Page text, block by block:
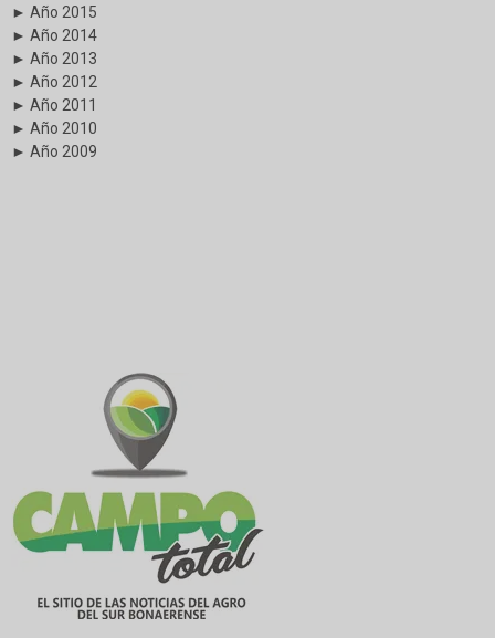
► Año 2015
► Año 2014
► Año 2013
► Año 2012
► Año 2011
► Año 2010
► Año 2009